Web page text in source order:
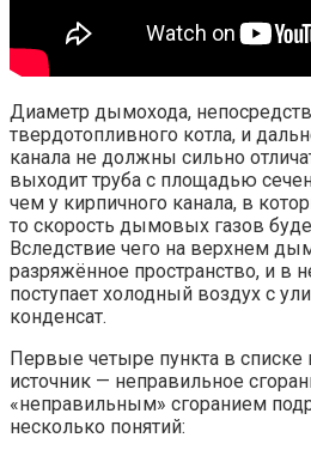
Диаметр дымохода,
твердотопливного котла, и
канала не должны сильно
выходит труба с площадью
чем у кирпичного канала, в
то скорость дымовых газов
Вследствие чего на верхнем
разряжённое пространство, и в
поступает холодный воздух с
конденсат.
Первые четыре пункта в
источник — неправильное
«неправильным» сгоранием
несколько понятий: